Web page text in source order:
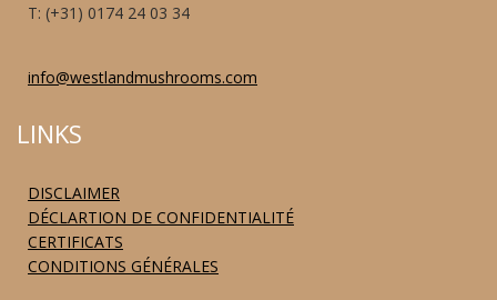
T: (+31) 0174 24 03 34
info@westlandmushrooms.com
LINKS
DISCLAIMER
DÉCLARTION DE CONFIDENTIALITÉ
CERTIFICATS
CONDITIONS GÉNÉRALES